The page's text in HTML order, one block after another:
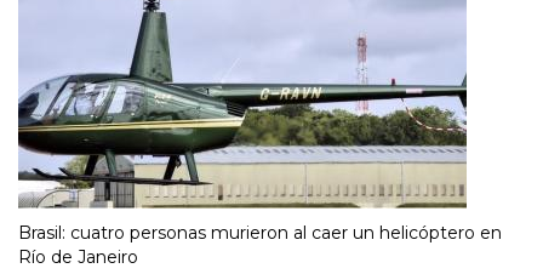
Brasil: cuatro personas murieron al caer un helicóptero en
Río de Janeiro